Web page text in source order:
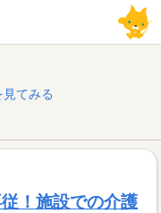
てみる
！施設での介護